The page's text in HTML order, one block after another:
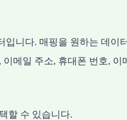
입니다. 매핑을 원하는 데이
이메일 주소, 휴대폰 번호, 이
할 수 있습니다.